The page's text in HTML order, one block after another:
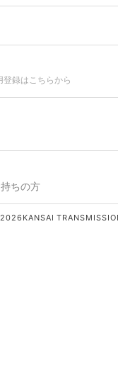
登録はこちらから
ちの方